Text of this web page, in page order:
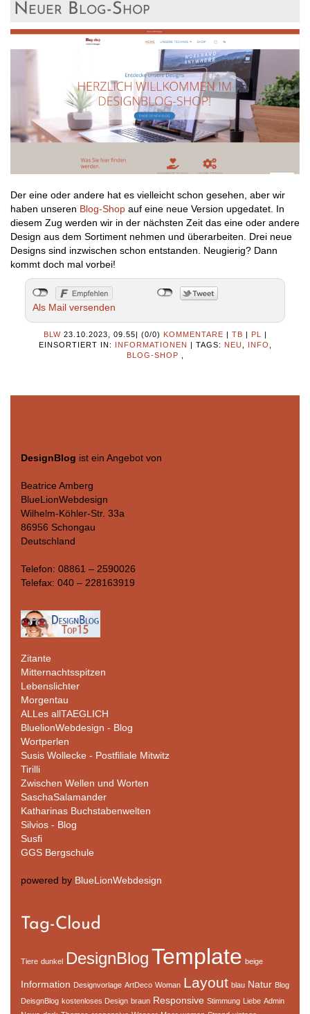
Neuer Blog-Shop
Der eine oder andere hat es vielleicht schon gesehen, aber wir
haben unseren Blog-Shop auf eine neue Version upgedatet. In
diesem Zug werden wir in der nächsten Zeit das eine oder andere
Design aus dem Sortiment nehmen und überarbeiten. Drei neue
Designs sind inzwischen schon entstanden. Neugierig? Dann
kommt doch mal vorbei!
Als Mail versenden
BLW 23.10.2023, 09.55| (0/0) KOMMENTARE | TB | PL
|
EINSORTIERT IN: INFORMATIONEN | TAGS: NEU INFO
BLOG-SHOP
DesignBlog ist ein Angebot von
Beatrice Amberg
BlueLionWebdesign
Wilhelm-Köhler-Str. 33a
86956 Schongau
Deutschland
Telefon: 08861 – 2590026
Telefax: 040 – 228163919
Zitante
Mitternachtsspitzen
Lebenslichter
Morgentau
ALLes allTAEGLICH
BluelionWebdesign - Blog
Wortperlen
Susis Wollecke - Postfiliale Mitwitz
Tirilli
Zwischen Wellen und Worten
SaschaSalamander
Katharinas Buchstabenwelten
Silvios - Blog
Susfi
GGS Bergschule
powered by BlueLionWebdesign
Tag-Cloud
Tiere dunkel DesignBlogTemplate beige
Information Designvorlage ArtDeco Woman Layout blau Natur Blog
DeisgnBlog kostenloses Design braun Responsive Stimmung Liebe Admin